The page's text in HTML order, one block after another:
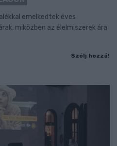
emelkedtek éves
miközben az élelmiszerek ára
Szólj hozzá!